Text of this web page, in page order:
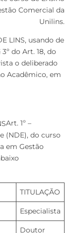
Comercial da
Unilins.
LINS, usando de
do Art. 18, do
o deliberado
Acadêmico, em
Art. 1º –
(NDE), do curso
em Gestão
TITULAÇÃO
Especialista
Doutor